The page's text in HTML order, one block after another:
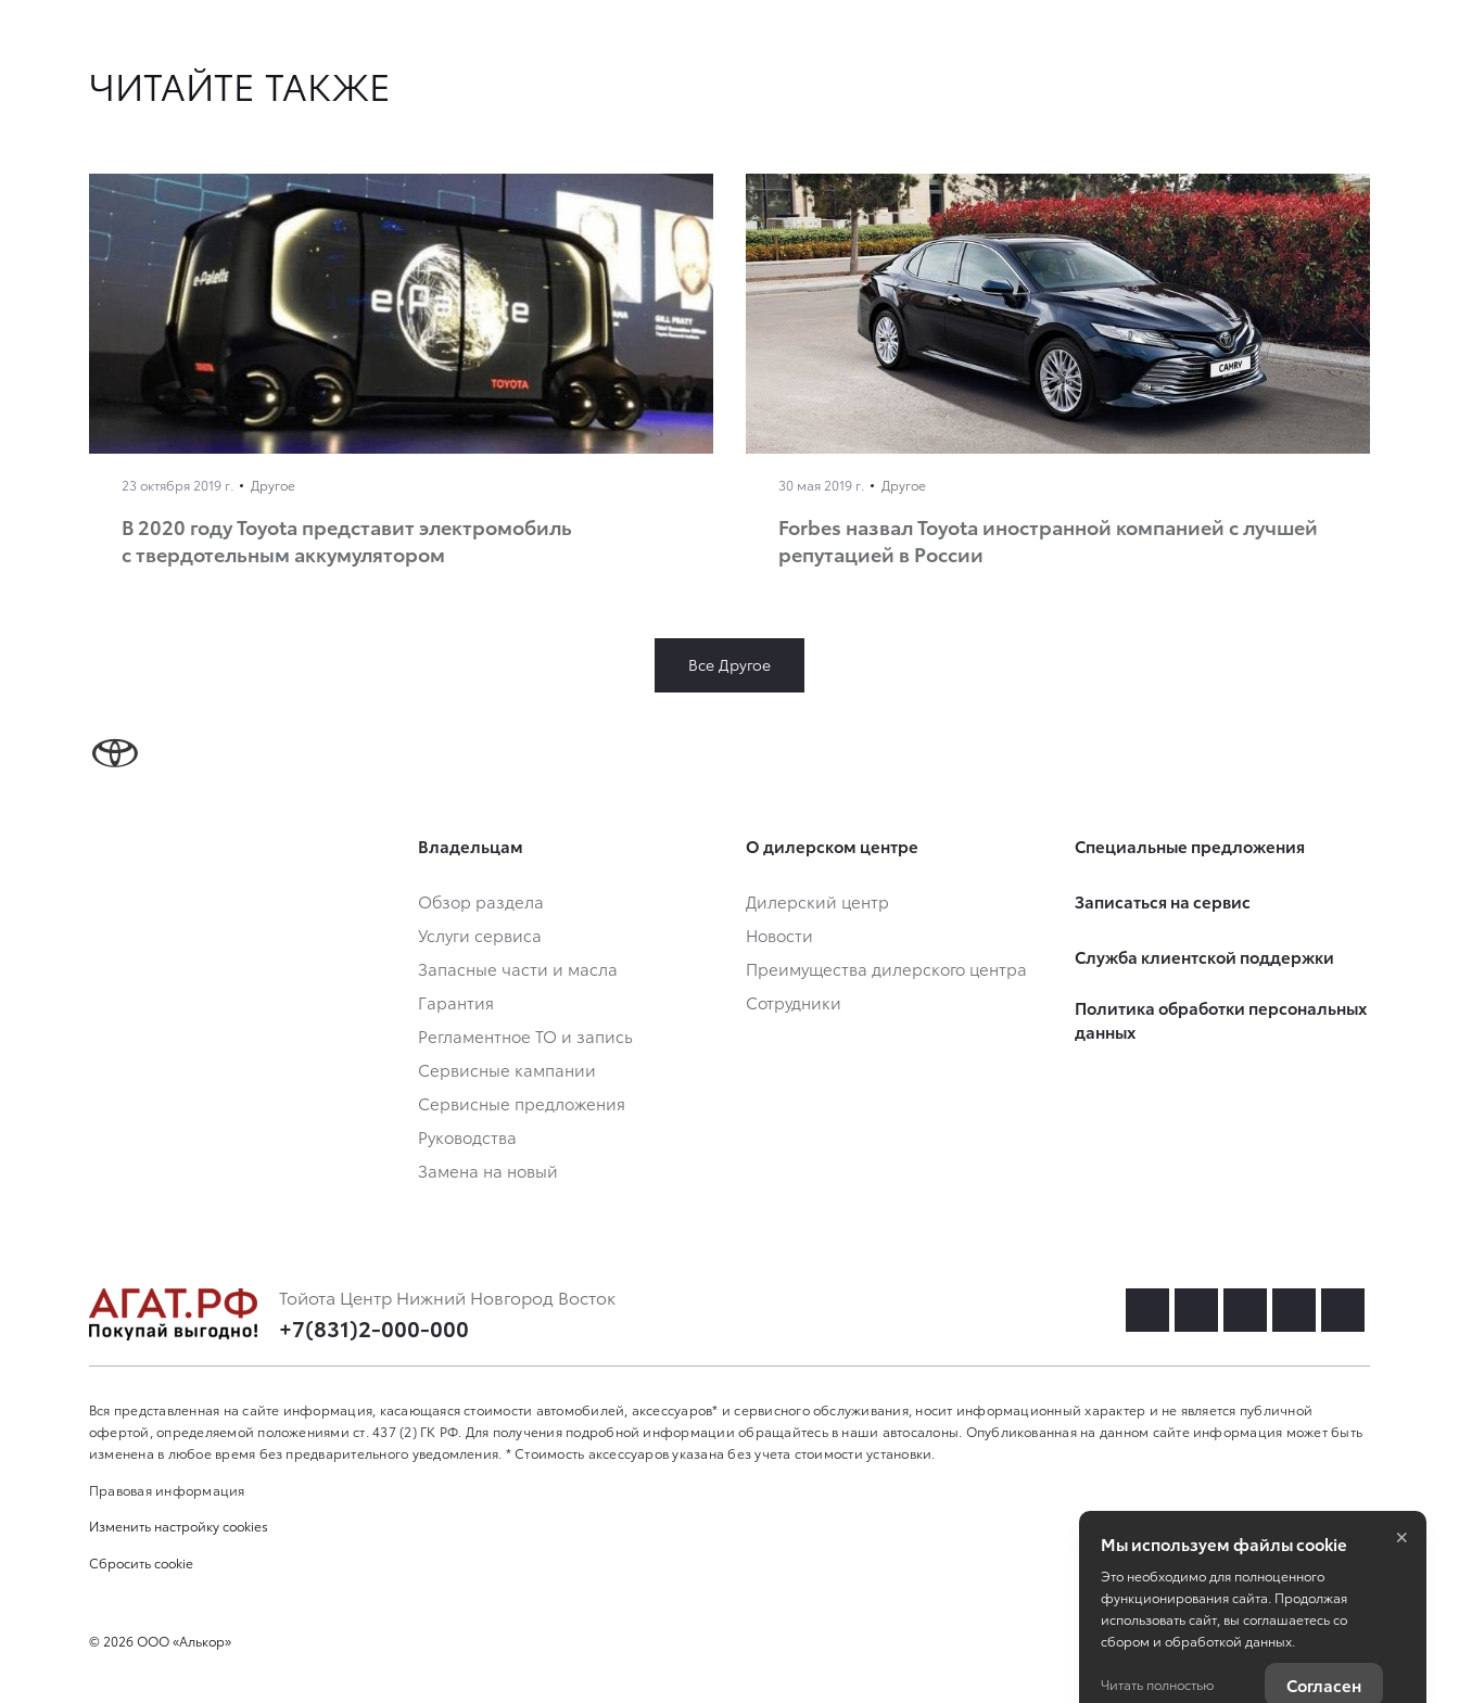
ЧИТАЙТЕ ТАКЖЕ
23 октября 2019 г. Другое
В 2020 году Toyota представит электромобиль
с твердотельным аккумулятором
30 мая 2019 г. Другое
Forbes назвал Toyota иностранной компанией с лучшей
репутацией в России
Все Другое
Владельцам
Обзор раздела
Услуги сервиса
Запасные части и масла
Гарантия
Регламентное ТО и запись
Сервисные кампании
Сервисные предложения
Руководства
Замена на новый
О дилерском центре
Дилерский центр
Новости
Преимущества дилерского центра
Сотрудники
Специальные предложения
Записаться на сервис
Служба клиентской поддержки
Политика обработки персональных
данных
Тойота Центр Нижний Новгород Восток
+7(831)2-000-000
Вся представленная на сайте информация, касающаяся стоимости автомобилей, аксессуаров* и сервисного обслуживания, носит информационный характер и не является публичной
офертой, определяемой положениями ст. 437 (2) ГК РФ. Для получения подробной информации обращайтесь в наши автосалоны. Опубликованная на данном сайте информация может быть
изменена в любое время без предварительного уведомления. * Стоимость аксессуаров указана без учета стоимости установки.
Правовая информация
Изменить настройку cookies
Сбросить cookie
© 2026ООО «Алькор» Работает на технологиях
Мы используем файлы cookie
Это необходимо для полноценного
функционирования сайта. Продолжая
использовать сайт, вы соглашаетесь со
сбором и обработкой данных.
Читать полностью Согласен
×